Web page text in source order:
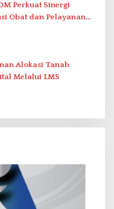
Perkuat Sinergi
Obat dan Pelayanan
Alokasi Tanah
Melalui LMS